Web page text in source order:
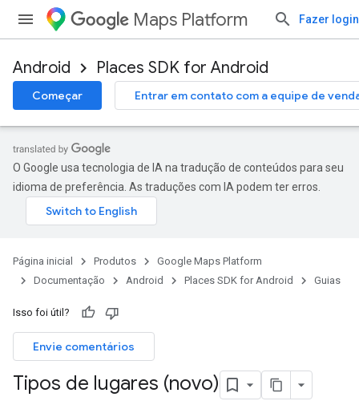
Maps Platform Fazer login
Android Places SDK for Android
Começar Entrar em contato com a equipe de
O Google usa tecnologia de IA na tradução de conteúdos para seu
idioma de preferência. As traduções com IA podem ter erros.
Página inicial Produtos
Google Maps Platform
Documentação
Android Places SDK for Android Guias
Isso foi útil?
Envie comentários
Tipos de lugares (novo)